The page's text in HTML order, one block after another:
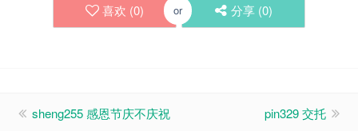
喜欢 (0) or 分享 (0)
sheng255 感恩节庆不庆祝 pin329 交托